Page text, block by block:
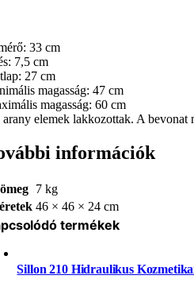
33 cm
7,5 cm
27 cm
magasság: 47 cm
magasság: 60 cm
elemek lakkozottak. A bevonat
információk
7 kg
46 × 46 × 24 cm
termékek
Sillon 210 Hidraulikus